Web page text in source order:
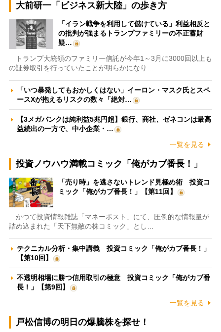
大前研一「ビジネス新大陸」の歩き方
「イラン戦争を利用して儲けている」利益相反と
の批判が強まるトランプファミリーの不正蓄財
疑…
トランプ大統領のファミリー信託が今年1～3月に3000回以上も
の証券取引を行っていたことが明らかになり…
「いつ暴発してもおかしくはない」イーロン・マスク氏とスペ
ースXが抱えるリスクの数々「絶対…
【3メガバンクは純利益5兆円超】銀行、商社、ゼネコンは最高
益続出の一方で、中小企業・…
一覧を見る
投資ノウハウ満載コミック「俺がカブ番長！」
「売り時」を逃さないトレンド見極め術 投資コ
ミック「俺がカブ番長！」【第11回】
かつて投資情報雑誌「マネーポスト」にて、圧倒的な情報量が
詰め込まれた「天下無敵の株コミック」とし…
テクニカル分析・集中講義 投資コミック「俺がカブ番長！」
【第10回】
不透明相場に勝つ信用取引の極意 投資コミック「俺がカブ番
長！」【第9回】
一覧を見る
戸松信博の明日の爆騰株を探せ！